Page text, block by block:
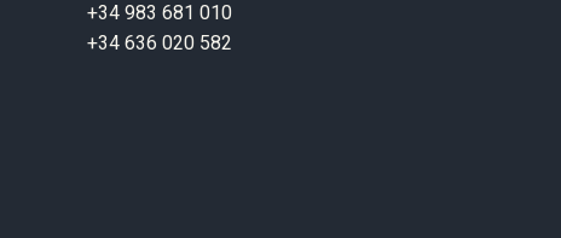
+34 983 681 010
+34 636 020 582